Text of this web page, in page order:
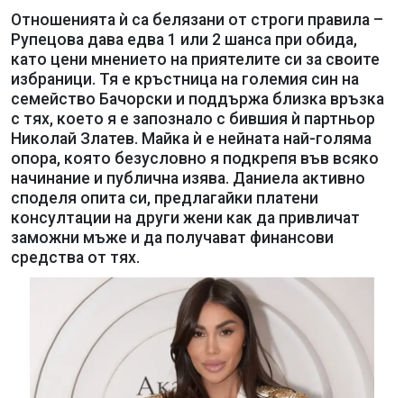
Отношенията ѝ са белязани от строги правила –
Рупецова дава едва 1 или 2 шанса при обида,
като цени мнението на приятелите си за своите
избраници. Тя е кръстница на големия син на
семейство Бачорски и поддържа близка връзка
с тях, което я е запознало с бившия ѝ партньор
Николай Златев. Майка ѝ е нейната най-голяма
опора, която безусловно я подкрепя във всяко
начинание и публична изява. Даниела активно
споделя опита си, предлагайки платени
консултации на други жени как да привличат
заможни мъже и да получават финансови
средства от тях.